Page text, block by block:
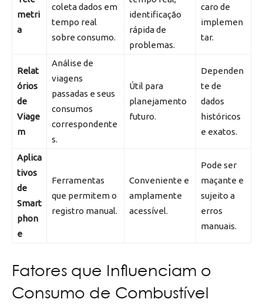
metri
a
coleta dados em
tempo real
sobre consumo.
identificação
rápida de
problemas.
caro de
implemen
tar.
Relat
órios
de
Viage
m
Análise de
viagens
passadas e seus
consumos
correspondente
s.
Útil para
planejamento
futuro.
Dependen
te de
dados
históricos
e exatos.
Aplica
tivos
de
Smart
phon
e
Ferramentas
que permitem o
registro manual.
Conveniente e
amplamente
acessível.
Pode ser
maçante e
sujeito a
erros
manuais.
Fatores que Influenciam o
Consumo de Combustível